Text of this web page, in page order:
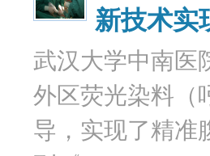
新技术实
武汉大学中南医
外区荧光染料（
导，实现了精准